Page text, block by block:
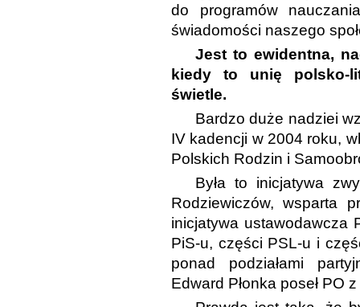
do programów
świadomości naszego
Jest to ewidentna,
kiedy to unię polsko-
świetle.
Bardzo duże nadziei
IV kadencji w 2004 roku,
Polskich Rodzin i
Była to inicjatywa
Rodziewiczów, wsparta
inicjatywa ustawodawcza
PiS-u, części PSL-u i
ponad podziałami
Edward Płonka poseł PO